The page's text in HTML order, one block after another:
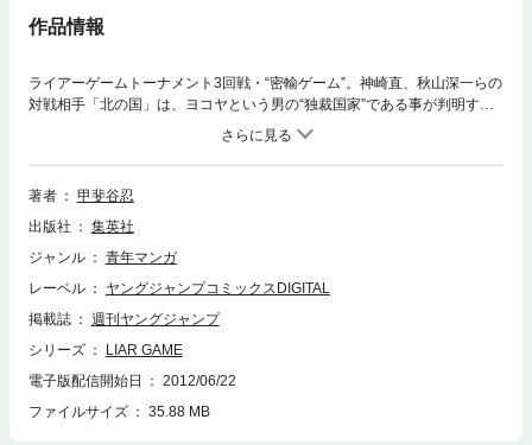
作品情報
ライアーゲームトーナメント3回戦・“密輸ゲーム”。神崎直、秋山深一らの
対戦相手「北の国」は、ヨコヤという男の“独裁国家”である事が判明す
る。ヨコヤの強力な支配力の前に、苦戦を強いられる中、ついに、秋山が
このゲームの必勝法を見出す！ しかし、ヨコヤは既に、水面下で巧妙な
罠を仕掛けていたのだった…！！ 北の国の『独裁者』VS南の国の『天才
詐欺師』。互いの知略の果てに、恐怖のゲームは、新たなる相貌を見せ始
著者
甲斐谷忍
出版社
集英社
ジャンル
青年マンガ
レーベル
ヤングジャンプコミックスDIGITAL
掲載誌
週刊ヤングジャンプ
シリーズ
LIAR GAME
電子版配信開始日
2012/06/22
ファイルサイズ
35.88 MB